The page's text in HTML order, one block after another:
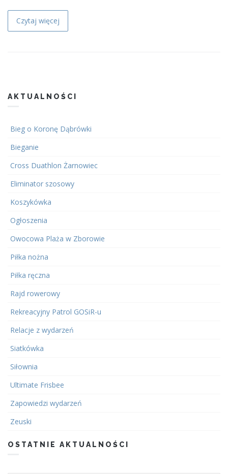
Czytaj więcej
AKTUALNOŚCI
Bieg o Koronę Dąbrówki
Bieganie
Cross Duathlon Żarnowiec
Eliminator szosowy
Koszykówka
Ogłoszenia
Owocowa Plaża w Zborowie
Piłka nożna
Piłka ręczna
Rajd rowerowy
Rekreacyjny Patrol GOSiR-u
Relacje z wydarzeń
Siatkówka
Siłownia
Ultimate Frisbee
Zapowiedzi wydarzeń
Zeuski
OSTATNIE AKTUALNOŚCI